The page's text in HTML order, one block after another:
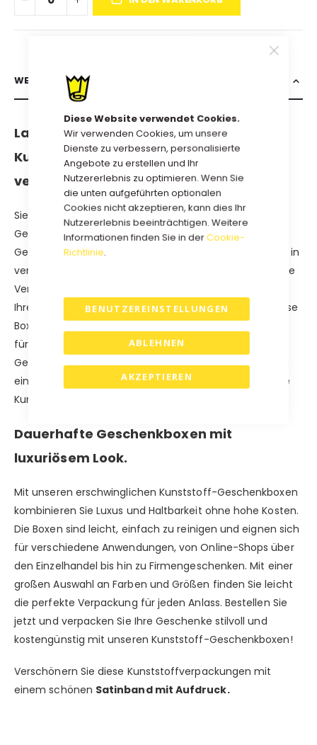
Diese Website verwendet Cookies.
Wir verwenden Cookies, um unsere
Dienste zu verbessern, personalisierte
Angebote zu erstellen und Ihr
Nutzererlebnis zu optimieren. Wenn Sie
die unten aufgeführten optionalen
Cookies nicht akzeptieren, kann dies Ihr
Nutzererlebnis beeinträchtigen. Weitere
Informationen finden Sie in derCookie-
Richtlinie.
AKZEPTIEREN
BENUTZEREINSTELLUNGEN
ABLEHNEN
WEITERE INFORMATIONEN
Langlebige und erschwingliche
Kunststoff-Geschenkboxen in
verschiedenen Farben.
Sie suchen eine stilvolle und erschwingliche
Geschenkverpackung? Unsere Kunststoff-
Geschenkboxen sind nicht nur langlebig, sondern auch in
verschiedenen Farben erhältlich, so dass Sie immer eine
Verpackung finden, die perfekt zu Ihrem Produkt oder
Ihrer Marke passt. Dank des robusten Materials sind diese
Boxen wiederverwendbar und bieten optimalen Schutz
für Ihre Geschenke. Ob Sie eine festliche
Geschenkverpackung, eine luxuriöse Präsentation oder
eine praktische Aufbewahrungsbox benötigen - unsere
Kunststoff-Geschenkboxen sind die ideale Wahl.
Dauerhafte Geschenkboxen mit
luxuriösem Look.
Mit unseren erschwinglichen Kunststoff-Geschenkboxen
kombinieren Sie Luxus und Haltbarkeit ohne hohe Kosten.
Die Boxen sind leicht, einfach zu reinigen und eignen sich
für verschiedene Anwendungen, von Online-Shops über
den Einzelhandel bis hin zu Firmengeschenken. Mit einer
großen Auswahl an Farben und Größen finden Sie leicht
die perfekte Verpackung für jeden Anlass. Bestellen Sie
jetzt und verpacken Sie Ihre Geschenke stilvoll und
kostengünstig mit unseren Kunststoff-Geschenkboxen!
Verschönern Sie diese Kunststoffverpackungen mit
einem schönen Satinband mit Aufdruck.